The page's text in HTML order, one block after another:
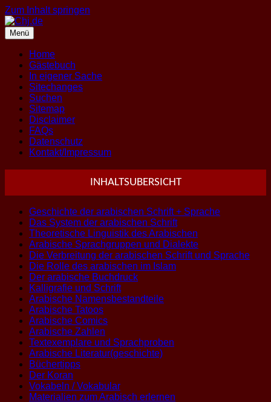
Zum Inhalt springen
Menü
Home
Gästebuch
In eigener Sache
Sitechanges
Suchen
Sitemap
Disclaimer
FAQs
Datenschutz
Kontakt/Impressum
INHALTSUBERSICHT
Geschichte der arabischen Schrift + Sprache
Das System der arabischen Schrift
Theoretische Linguistik des Arabischen
Arabische Sprachgruppen und Dialekte
Die Verbreitung der arabischen Schrift und Sprache
Die Rolle des arabischen im Islam
Der arabische Buchdruck
Kalligrafie und Schrift
Arabische Namensbestandteile
Arabische Tatoos
Arabische Comics
Arabische Zahlen
Textexemplare und Sprachproben
Arabische Literatur(geschichte)
Büchertipps
Der Koran
Vokabeln / Vokabular
Materialien zum Arabisch erlernen